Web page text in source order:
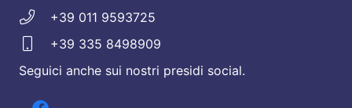
+39 011 9593725
+39 335 8498909
Seguici anche sui nostri presidi social.